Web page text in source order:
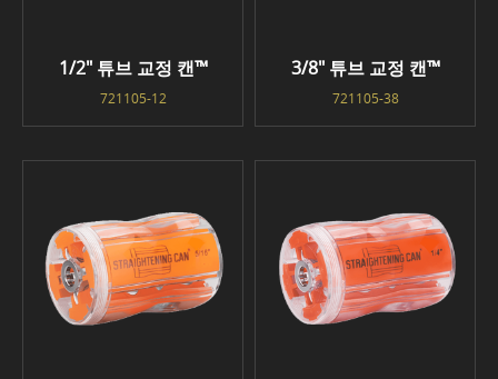
1/2" 튜브 교정 캔™
721105-12
3/8" 튜브 교정 캔™
721105-38